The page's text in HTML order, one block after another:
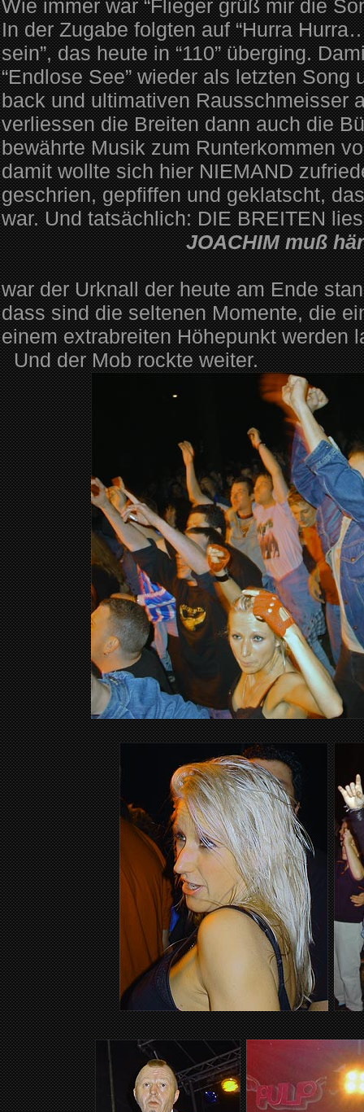
Wie immer war “Flieger grüß mir die
In der Zugabe folgten auf “Hurra
sein”, das heute in “110” überging.
“Endlose See” wieder als letzten
back und ultimativen Rausschmeisser
verliessen die Breiten dann auch die
bewährte Musik zum Runterkommen
damit wollte sich hier NIEMAND
geschrien, gepfiffen und geklatscht,
war. Und tatsächlich: DIE BREITEN
JOACHIM muß
war der Urknall der heute am Ende
dass sind die seltenen Momente, die
einem extrabreiten Höhepunkt werden
Und der Mob rockte weiter.